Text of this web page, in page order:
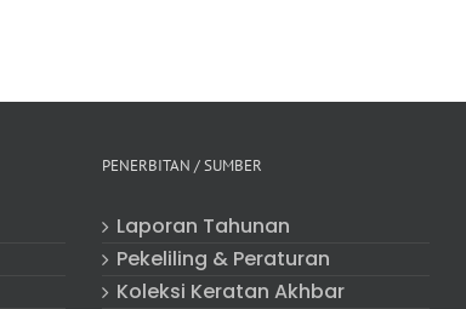
PENERBITAN / SUMBER
Laporan Tahunan
Pekeliling & Peraturan
Koleksi Keratan Akhbar